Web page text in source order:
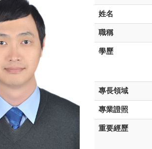
姓名
職稱
學歷
專長領域
專業證照
重要經歷